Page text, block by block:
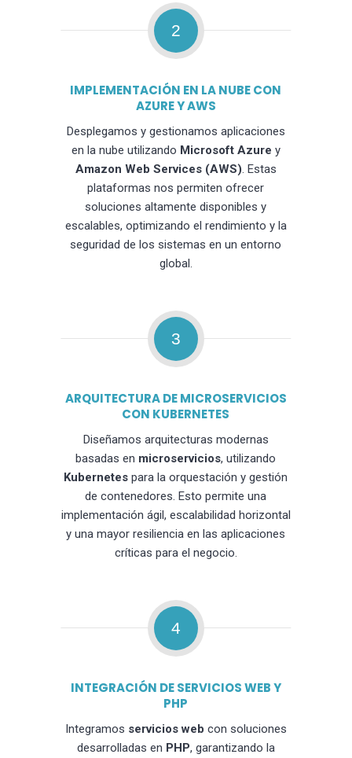
2
IMPLEMENTACIÓN EN LA NUBE CON
AZURE Y AWS
Desplegamos y gestionamos aplicaciones
en la nube utilizando Microsoft Azure y
Amazon Web Services (AWS). Estas
plataformas nos permiten ofrecer
soluciones altamente disponibles y
escalables, optimizando el rendimiento y la
seguridad de los sistemas en un entorno
global.
3
ARQUITECTURA DE MICROSERVICIOS
CON KUBERNETES
Diseñamos arquitecturas modernas
basadas en microservicios, utilizando
Kubernetes para la orquestación y gestión
de contenedores. Esto permite una
implementación ágil, escalabilidad horizontal
y una mayor resiliencia en las aplicaciones
críticas para el negocio.
4
INTEGRACIÓN DE SERVICIOS WEB Y
PHP
Integramos servicios web con soluciones
desarrolladas en PHP, garantizando la